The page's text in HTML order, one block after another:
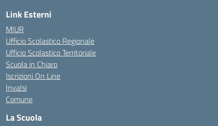
Link Esterni
MIUR
Ufficio Scolastico Regionale
Ufficio Scolastico Territoriale
Scuola in Chiaro
Iscrizioni On Line
Invalsi
Comune
La Scuola